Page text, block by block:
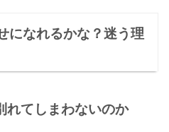
になれるかな？迷う理
れてしまわないのか